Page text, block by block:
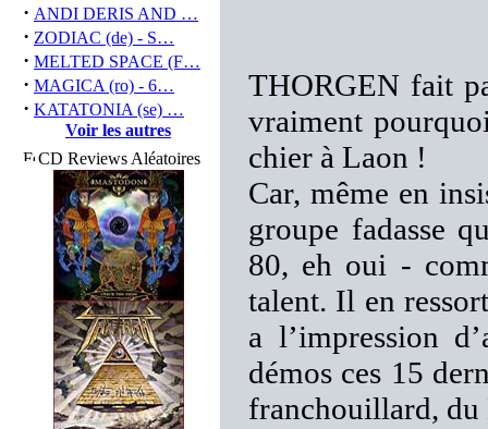
· ANDI DERIS AND …
· ZODIAC (de) - S…
· MELTED SPACE (F…
· MAGICA (ro) - 6…
· KATATONIA (se) …
Voir les autres
CD Reviews Aléatoires
THORGEN fait
vraiment
chier à Laon !
Car, même en
groupe fadasse
80, eh oui -
talent. Il en
a l’impression
démos ces 15
franchouillard, du